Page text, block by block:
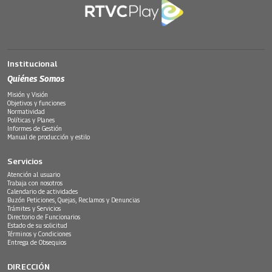
Institucional
Quiénes Somos
Misión y Visión
Objetivos y funciones
Normatividad
Políticas y Planes
Informes de Gestión
Manual de producción y estilo
Servicios
Atención al usuario
Trabaja con nosotros
Calendario de actividades
Buzón Peticiones, Quejas, Reclamos y Denuncias
Trámites y Servicios
Directorio de Funcionarios
Estado de su solicitud
Términos y Condiciones
Entrega de Obsequios
DIRECCIÓN